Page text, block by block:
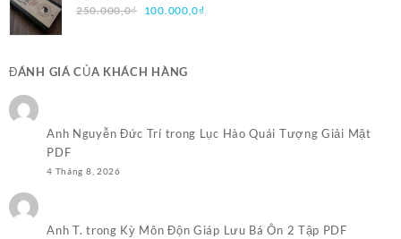
250.000,0₫ Giá
250.000,0₫.
100.000,0₫Giá
ĐÁNH GIÁ CỦA KHÁCH HÀNG
Anh Nguyễn Đức Trítrong Lục Hào Quái Tượng Giải Mật
PDF
4 Tháng 8, 2026
Anh T. trong Kỳ Môn Độn Giáp Lưu Bá Ôn 2 Tập PDF